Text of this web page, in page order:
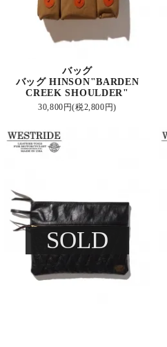
バッグ
バッグ HINSON"BARDEN
CREEK SHOULDER"
30,800円(税2,800円)
SOLD